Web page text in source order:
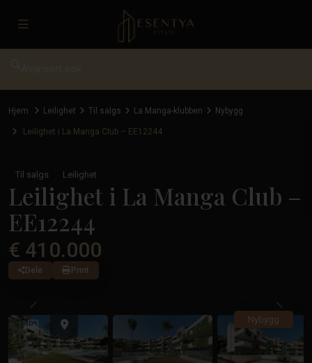
Hjem Leilighet Til salgs La Manga-klubben Nybygg
Leilighet i La Manga Club – EE12244
Til salgs Leilighet
Leilighet i La Manga Club –
EE12244
€ 410.000
Dele Print
Nybygg
Tidligere